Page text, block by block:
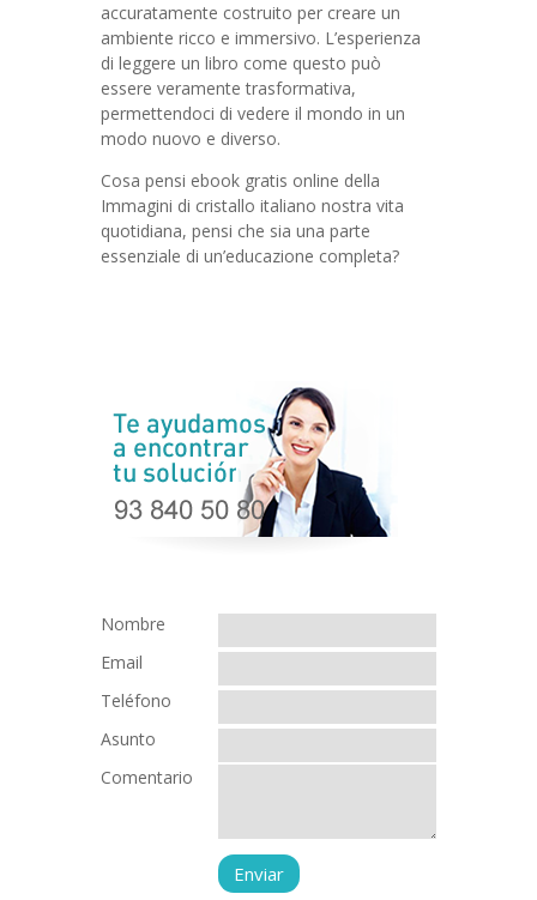
accuratamente costruito per creare un
ambiente ricco e immersivo. L’esperienza
di leggere un libro come questo può
essere veramente trasformativa,
permettendoci di vedere il mondo in un
modo nuovo e diverso.
Cosa pensi ebook gratis online della
Immagini di cristallo italiano nostra vita
quotidiana, pensi che sia una parte
essenziale di un’educazione completa?
Nombre
Email
Teléfono
Asunto
Comentario